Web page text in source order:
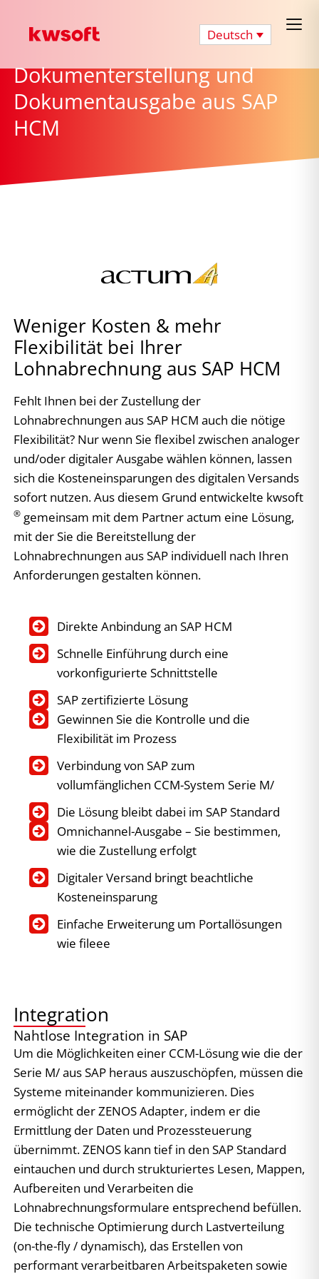
Deutsch
Dokumenterstellung und
Dokumentausgabe aus SAP
HCM
Weniger Kosten & mehr
Flexibilität bei Ihrer
Lohnabrechnung aus SAP HCM
Fehlt Ihnen bei der Zustellung der
Lohnabrechnungen aus SAP HCM auch die nötige
Flexibilität? Nur wenn Sie flexibel zwischen analoger
und/oder digitaler Ausgabe wählen können, lassen
sich die Kosteneinsparungen des digitalen Versands
sofort nutzen. Aus diesem Grund entwickelte kwsoft
® gemeinsam mit dem Partner actum eine Lösung,
mit der Sie die Bereitstellung der
Lohnabrechnungen aus SAP individuell nach Ihren
Anforderungen gestalten können.
Direkte Anbindung an SAP HCM
Schnelle Einführung durch eine
vorkonfigurierte Schnittstelle
SAP zertifizierte Lösung
Gewinnen Sie die Kontrolle und die
Flexibilität im Prozess
Verbindung von SAP zum
vollumfänglichen CCM-System Serie M/
Die Lösung bleibt dabei im SAP Standard
Omnichannel-Ausgabe – Sie bestimmen,
wie die Zustellung erfolgt
Digitaler Versand bringt beachtliche
Kosteneinsparung
Einfache Erweiterung um Portallösungen
wie fileee
Integration
Nahtlose Integration in SAP
Um die Möglichkeiten einer CCM-Lösung wie die der
Serie M/ aus SAP heraus auszuschöpfen, müssen die
Systeme miteinander kommunizieren. Dies
ermöglicht der ZENOS Adapter, indem er die
Ermittlung der Daten und Prozessteuerung
übernimmt. ZENOS kann tief in den SAP Standard
eintauchen und durch strukturiertes Lesen, Mappen,
Aufbereiten und Verarbeiten die
Lohnabrechnungsformulare entsprechend befüllen.
Die technische Optimierung durch Lastverteilung
(on-the-fly / dynamisch), das Erstellen von
performant verarbeitbaren Arbeitspaketen sowie